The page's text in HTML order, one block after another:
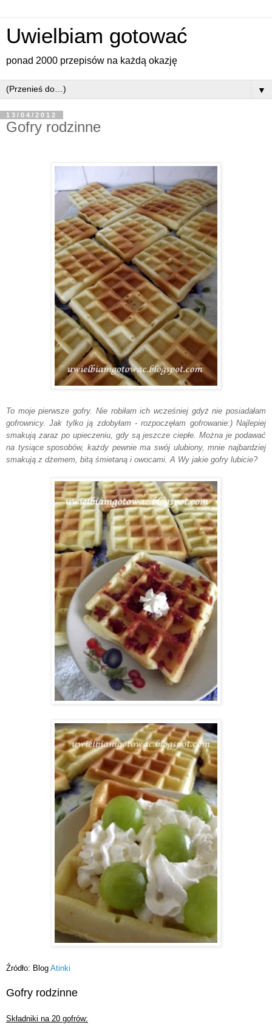
Uwielbiam gotować
ponad 2000 przepisów na każdą okazję
▼
13/04/2012
Gofry rodzinne
To moje pierwsze gofry. Nie robiłam ich wcześniej gdyż nie posiadałam
gofrownicy. Jak tylko ją zdobyłam - rozpoczęłam gofrowanie:) Najlepiej
smakują zaraz po upieczeniu, gdy są jeszcze ciepłe. Można je podawać
na tysiące sposobów, każdy pewnie ma swój ulubiony, mnie najbardziej
smakują z dżemem, bitą śmietaną i owocami. A Wy jakie gofry lubicie?
Źródło: Blog Atinki
Gofry rodzinne
Składniki na 20 gofrów: